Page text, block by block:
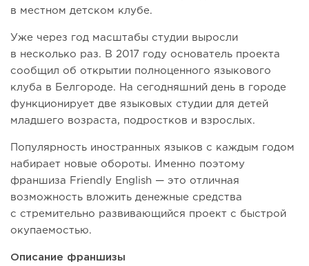
в местном детском клубе.
Уже через год масштабы студии выросли
в несколько раз. В 2017 году основатель проекта
сообщил об открытии полноценного языкового
клуба в Белгороде. На сегодняшний день в городе
функционирует две языковых студии для детей
младшего возраста, подростков и взрослых.
Популярность иностранных языков с каждым годом
набирает новые обороты. Именно поэтому
франшиза Friendly English — это отличная
возможность вложить денежные средства
с стремительно развивающийся проект с быстрой
окупаемостью.
Описание франшизы